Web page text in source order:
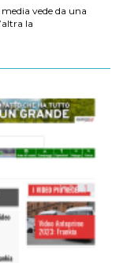
vede da una
la